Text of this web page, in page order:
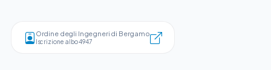
Ordine degli Ingegneri di Bergamo
Iscrizione albo 4947